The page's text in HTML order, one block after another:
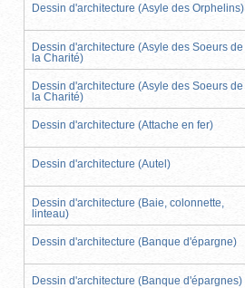
Dessin d'architecture (Asyle des Orphelins)
Dessin d'architecture (Asyle des Soeurs de
la Charité)
Dessin d'architecture (Asyle des Soeurs de
la Charité)
Dessin d'architecture (Attache en fer)
Dessin d'architecture (Autel)
Dessin d'architecture (Baie, colonnette,
linteau)
Dessin d'architecture (Banque d'épargne)
Dessin d'architecture (Banque d'épargnes)